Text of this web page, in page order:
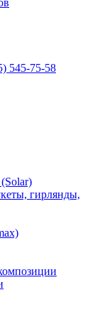
545-75-58
гирлянды,